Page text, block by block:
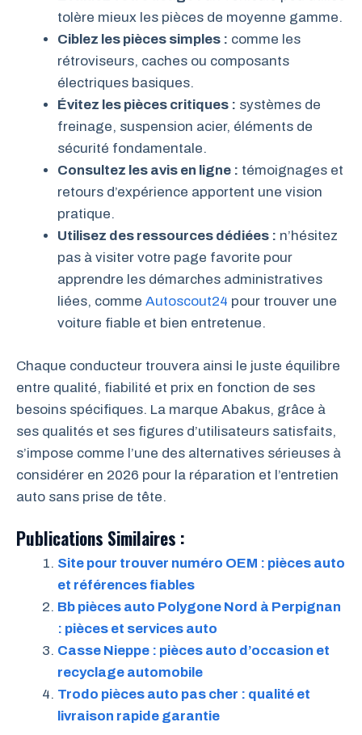
tolère mieux les pièces de moyenne gamme.
Ciblez les pièces simples : comme les
rétroviseurs, caches ou composants
électriques basiques.
Évitez les pièces critiques : systèmes de
freinage, suspension acier, éléments de
sécurité fondamentale.
Consultez les avis en ligne : témoignages et
retours d’expérience apportent une vision
pratique.
Utilisez des ressources dédiées : n’hésitez
pas à visiter votre page favorite pour
apprendre les démarches administratives
liées, comme Autoscout24 pour trouver une
voiture fiable et bien entretenue.
Chaque conducteur trouvera ainsi le juste équilibre
entre qualité, fiabilité et prix en fonction de ses
besoins spécifiques. La marque Abakus, grâce à
ses qualités et ses figures d’utilisateurs satisfaits,
s’impose comme l’une des alternatives sérieuses à
considérer en 2026 pour la réparation et l’entretien
auto sans prise de tête.
Publications Similaires :
Site pour trouver numéro OEM : pièces auto
et références fiables
Bb pièces auto Polygone Nord à Perpignan
: pièces et services auto
Casse Nieppe : pièces auto d’occasion et
recyclage automobile
Trodo pièces auto pas cher : qualité et
livraison rapide garantie